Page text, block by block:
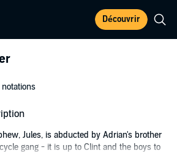
Découvrir
notations
Jules, is abducted by Adrian's brother
gang - it is up to Clint and the boys to